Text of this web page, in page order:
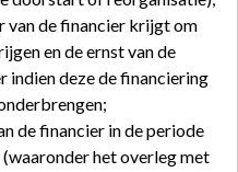
van de financier krijgt om
en de ernst van de
indien deze de financiering
de financier in de periode
het overleg met